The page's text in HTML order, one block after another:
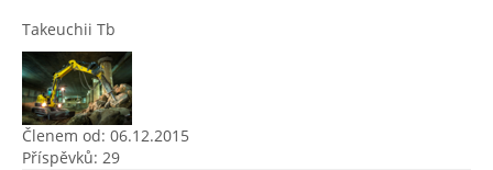
Takeuchii Tb
Členem od: 06.12.2015
Příspěvků: 29